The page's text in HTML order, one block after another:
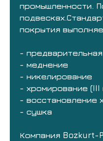
промышленности.
покрытия
-
- меднение
- никелирование
- хромирование (III
- восстановление
- сушка
Компания Bozkurt-